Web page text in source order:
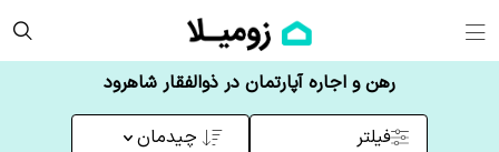
رهن و اجاره آپارتمان در ذوالفقار شاهرود
فیلتر چیدمان